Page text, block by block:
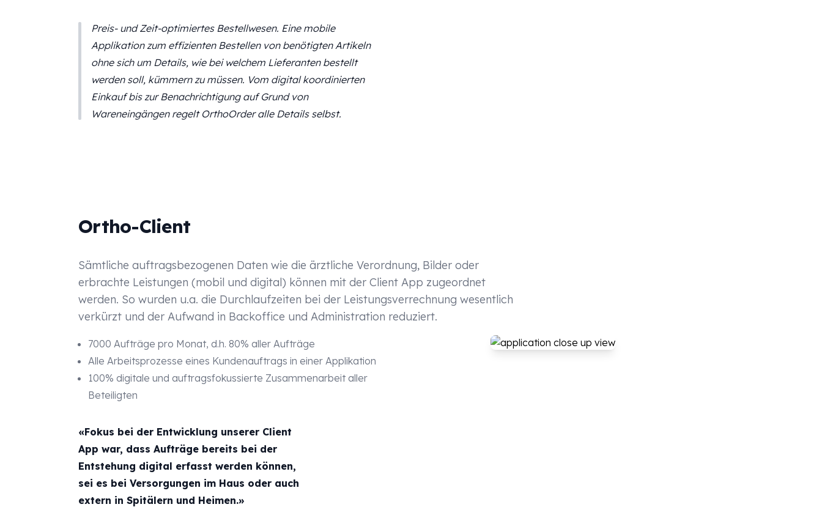
Preis- und Zeit-optimiertes Bestellwesen. Eine mobile
Applikation zum effizienten Bestellen von benötigten Artikeln
ohne sich um Details, wie bei welchem Lieferanten bestellt
werden soll, kümmern zu müssen. Vom digital koordinierten
Einkauf bis zur Benachrichtigung auf Grund von
Wareneingängen regelt OrthoOrder alle Details selbst.
Ortho-Client
Sämtliche auftragsbezogenen Daten wie die ärztliche Verordnung, Bilder oder
erbrachte Leistungen (mobil und digital) können mit der Client App zugeordnet
werden. So wurden u.a. die Durchlaufzeiten bei der Leistungsverrechnung wesentlich
verkürzt und der Aufwand in Backoffice und Administration reduziert.
7000 Aufträge pro Monat, d.h. 80% aller Aufträge
Alle Arbeitsprozesse eines Kundenauftrags in einer Applikation
100% digitale und auftragsfokussierte Zusammenarbeit aller
Beteiligten
«Fokus bei der Entwicklung unserer Client
App war, dass Aufträge bereits bei der
Entstehung digital erfasst werden können,
sei es bei Versorgungen im Haus oder auch
extern in Spitälern und Heimen.»